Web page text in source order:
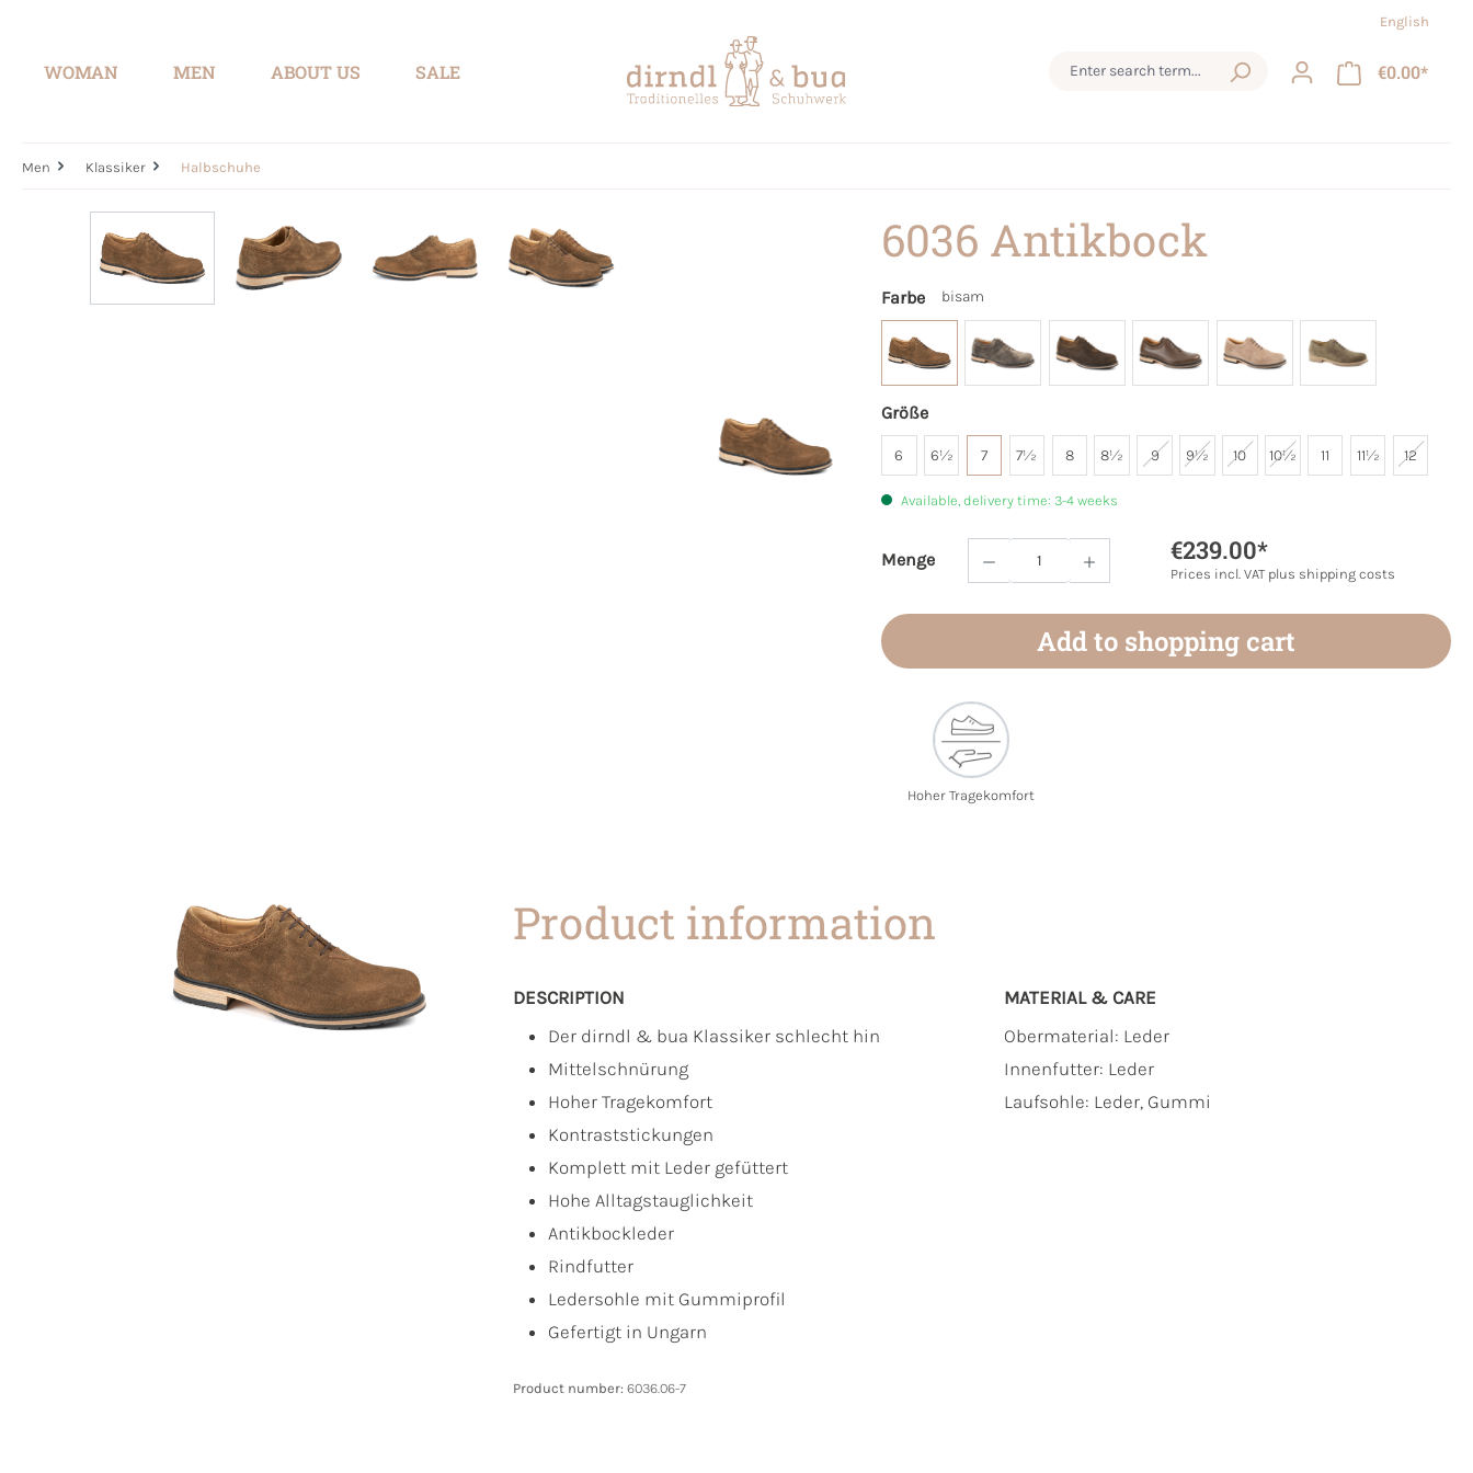
English
WOMAN MEN ABOUT US SALE €0.00*
Men Klassiker Halbschuhe
6036 Antikbock
Farbe bisam
Größe
6 6½ 7 7½ 8 8½ 9 9½ 10 10½ 11 11½ 12
Available, delivery time: 3-4 weeks
Menge
Product Quantity: Enter the desired amount or
€239.00*
Prices incl. VAT plus shipping costs
Add to shopping cart
Hoher Tragekomfort
Product information
DESCRIPTION
Der dirndl & bua Klassiker schlecht hin
Mittelschnürung
Hoher Tragekomfort
Kontraststickungen
Komplett mit Leder gefüttert
Hohe Alltagstauglichkeit
Antikbockleder
Rindfutter
Ledersohle mit Gummiprofil
Gefertigt in Ungarn
MATERIAL & CARE
Obermaterial: Leder
Innenfutter: Leder
Laufsohle: Leder, Gummi
Product number: 6036.06-7